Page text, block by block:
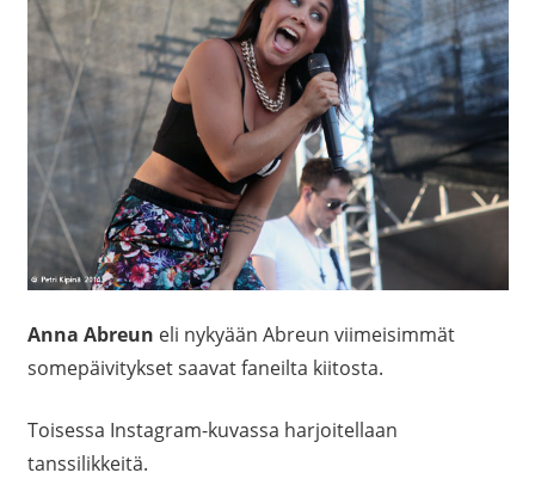
Anna Abreun eli nykyään Abreun viimeisimmät
somepäivitykset saavat faneilta kiitosta.
Toisessa Instagram-kuvassa harjoitellaan
tanssilikkeitä.